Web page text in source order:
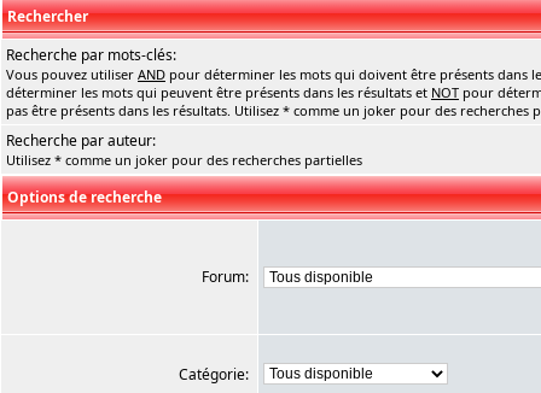
Rechercher
Recherche par mots-clés:
Vous pouvez utiliser AND pour déterminer les mots qui doivent être présents dans
déterminer les mots qui peuvent être présents dans les résultats et NOT pour
pas être présents dans les résultats. Utilisez * comme un joker pour des recherches
Recherche par auteur:
Utilisez * comme un joker pour des recherches partielles
Options de recherche
Forum:
Catégorie: